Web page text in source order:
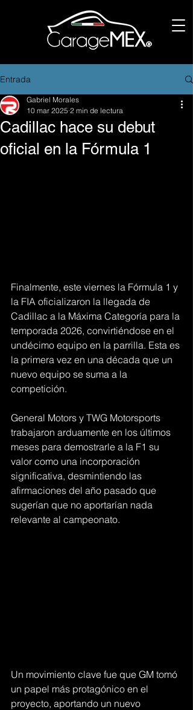
Entrada
Cadillac hace su debut
oficial en la Fórmula 1
Gabriel Morales
10 mar 2025 2 min de lectura
Finalmente, este viernes la Fórmula 1 y
la FIA oficializaron la llegada de
Cadillac a la Máxima Categoría para la
temporada 2026, convirtiéndose en el
undécimo equipo en la parrilla. Esta es
la primera vez en una década que un
nuevo equipo se suma a la
competición.
General Motors y TWG Motorsports
trabajaron arduamente en los últimos
meses para demostrarle a la F1 su
valor como una incorporación
significativa, desmintiendo las
afirmaciones del año pasado que
sugerían que no aportarían nada
relevante al campeonato.
Un movimiento clave fue que GM tomó
un papel más protagónico en el
proyecto, aportando un nuevo